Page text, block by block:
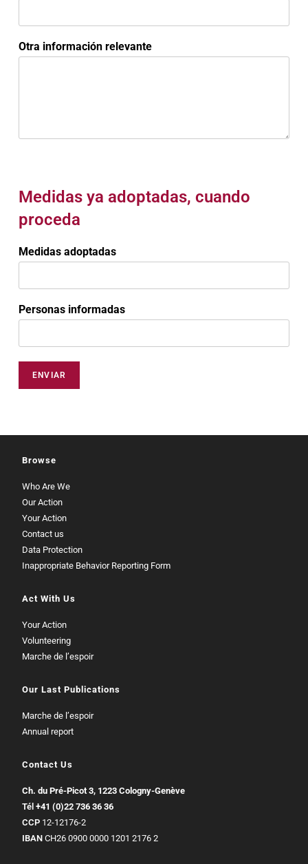
Otra información relevante
Medidas ya adoptadas, cuando
proceda
Medidas adoptadas
Personas informadas
ENVIAR
Browse
Who Are We
Our Action
Your Action
Contact us
Data Protection
Inappropriate Behavior Reporting Form
Act With Us
Your Action
Volunteering
Marche de l’espoir
Our Last Publications
Marche de l’espoir
Annual report
Contact Us
Ch. du Pré-Picot 3, 1223 Cologny-Genève
Tél +41 (0)22 736 36 36
CCP 12-12176-2
IBAN CH26 0900 0000 1201 2176 2